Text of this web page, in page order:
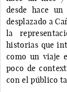
desde hace
desplazado a
la
historias que
como un viaje
poco de
con el público